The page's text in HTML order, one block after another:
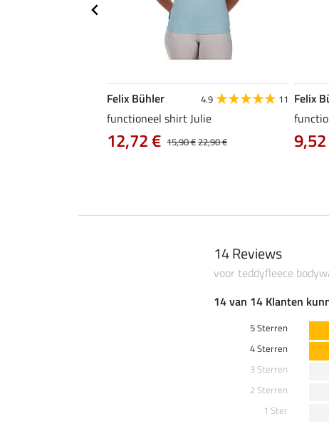
Felix Bühler 4.9 11
functioneel shirt Julie
15,90 €22,90 €
12,72 €
Felix
14 Reviews
voor teddyfleece
14 van 14 Klanten
5 Sterren
4 Sterren
3 Sterren
2 Sterren
1 Ster